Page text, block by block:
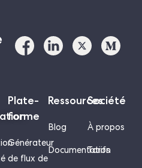
Plate-
forme
Générateur
de flux de
Ressources
Blog
Documentation
Société
À propos
Tarifs